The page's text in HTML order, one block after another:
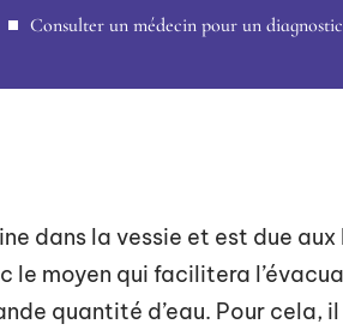
Consulter un médecin pour un
dans la vessie et est due
moyen qui facilitera
quantité d’eau. Pour cela,